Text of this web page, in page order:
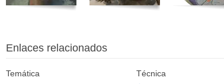
Enlaces relacionados
Temática Técnica